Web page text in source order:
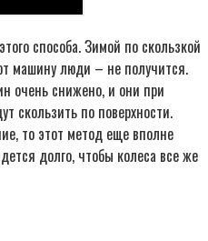
способа. Зимой по скользкой
машину люди – не получится.
очень снижено, и они при
скользить по поверхности.
то этот метод еще вполне
долго, чтобы колеса все же